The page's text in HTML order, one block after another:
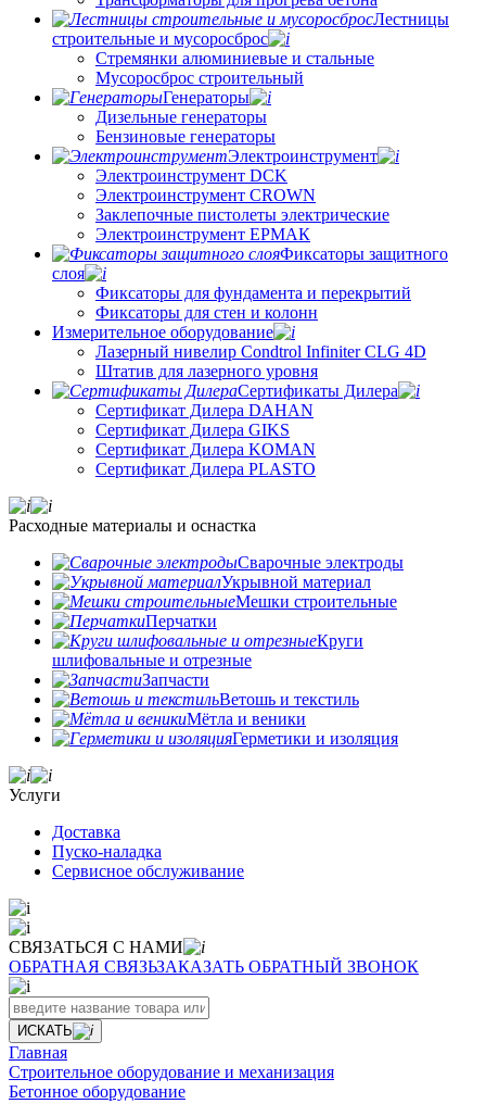
Лестницы
строительные и мусоросброс
Стремянки алюминиевые и стальные
Мусоросброс строительный
Генераторы
Дизельные генераторы
Бензиновые генераторы
Электроинструмент
Электроинструмент DCK
Электроинструмент CROWN
Заклепочные пистолеты электрические
Электроинструмент ЕРМАК
Фиксаторы защитного
слоя
Фиксаторы для фундамента и перекрытий
Фиксаторы для стен и колонн
Измерительное оборудование
Лазерный нивелир Condtrol Infiniter CLG 4D
Штатив для лазерного уровня
Сертификаты Дилера
Сертификат Дилера DAHAN
Сертификат Дилера GIKS
Сертификат Дилера KOMAN
Сертификат Дилера PLASTO
Расходные материалы и оснастка
Сварочные электроды
Укрывной материал
Мешки строительные
Перчатки
Круги
шлифовальные и отрезные
Запчасти
Ветошь и текстиль
Мётла и веники
Герметики и изоляция
Услуги
Доставка
Пуско-наладка
Сервисное обслуживание
СВЯЗАТЬСЯ С НАМИ
ОБРАТНАЯ СВЯЗЬЗАКАЗАТЬ ОБРАТНЫЙ ЗВОНОК
ИСКАТЬ
Главная
Строительное оборудование и механизация
Бетонное оборудование